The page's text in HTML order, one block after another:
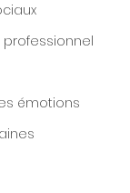
émotions